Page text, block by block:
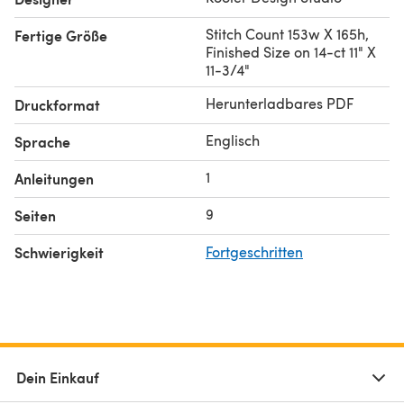
Fertige Größe
Stitch Count 153w X 165h,
Finished Size on 14-ct 11" X
11-3/4"
Druckformat Herunterladbares PDF
Sprache Englisch
Anleitungen 1
Seiten 9
Schwierigkeit Fortgeschritten
Dein Einkauf